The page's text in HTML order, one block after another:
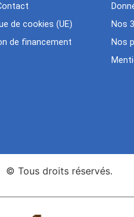
de cookies (UE)
de financement
Nos
Nos
© Tous droits réservés.